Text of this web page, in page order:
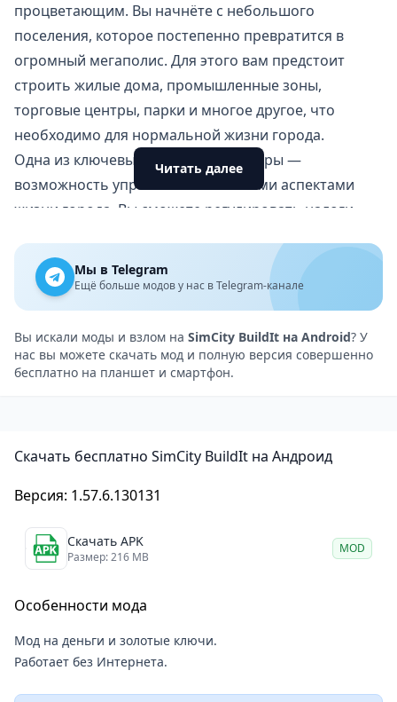
процветающим. Вы начнёте с небольшого
поселения, которое постепенно превратится в
огромный мегаполис. Для этого вам предстоит
строить жилые дома, промышленные зоны,
торговые центры, парки и многое другое, что
необходимо для нормальной жизни города.
Одна из ключевых особенностей игры —
возможность управлять почти всеми аспектами
жизни города. Вы сможете регулировать налоги,
проблемы с загрязнением окружающей среды,
предотвращать стихийные бедствия и так далее.
Кроме того, в SimCity BuildIt вы сможете
взаимодействовать с другими игроками. Вы
сможете посещать города других игроков,
обмениваться ресурсами и даже создавать клубы,
процесс игры ещё более увлекательным. Все здания
ведут себя естественно и реалистично.
Строительство мегаполиса в ладонях: обзор SimCity
BuildIt на Андроид
кто любит симуляторы городского строительства. В
этой игре вы сможете развивать свой город,
наслаждаясь красивой графикой и увлекательным
Читать далее
Мы в Telegram
Ещё больше модов у нас в Telegram-канале
Вы искали моды и взлом на SimCity BuildIt на Android? У
нас вы можете скачать мод и полную версия совершенно
бесплатно на планшет и смартфон.
Скачать бесплатно SimCity BuildIt на Андроид
Версия: 1.57.6.130131
Скачать APK
Размер: 216 MB
MOD
Особенности мода
Мод на деньги и золотые ключи.
Работает без Интернета.